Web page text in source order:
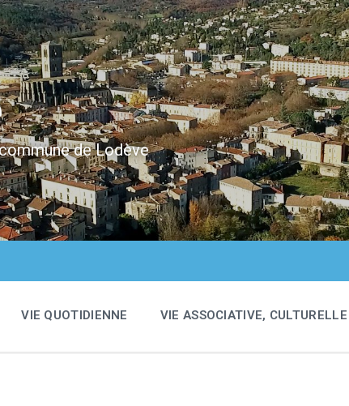
de Lodève
VIE QUOTIDIENNE VIE ASSOCIATIVE,